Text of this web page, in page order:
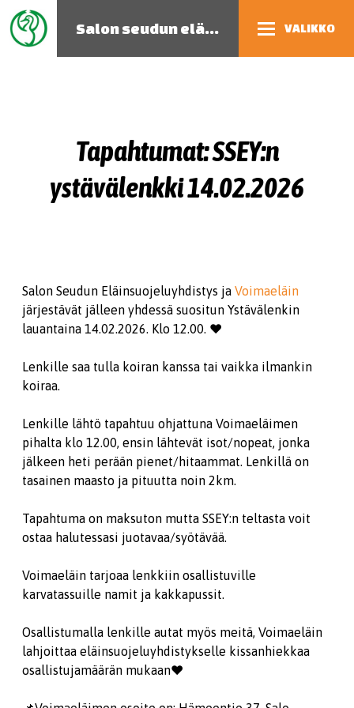
Salon seudun eläinsuojeluyhdistys VALIKKO
Tapahtumat: SSEY:n
ystävälenkki 14.02.2026
Salon Seudun Eläinsuojeluyhdistys ja Voimaeläin
järjestävät jälleen yhdessä suositun Ystävälenkin
lauantaina 14.02.2026. Klo 12.00. ❤️
Lenkille saa tulla koiran kanssa tai vaikka ilmankin
koiraa.
Lenkille lähtö tapahtuu ohjattuna Voimaeläimen
pihalta klo 12.00, ensin lähtevät isot/nopeat, jonka
jälkeen heti perään pienet/hitaammat. Lenkillä on
tasainen maasto ja pituutta noin 2km.
Tapahtuma on maksuton mutta SSEY:n teltasta voit
ostaa halutessasi juotavaa/syötävää.
Voimaeläin tarjoaa lenkkiin osallistuville
karvatassuille namit ja kakkapussit.
Osallistumalla lenkille autat myös meitä, Voimaeläin
lahjoittaa eläinsuojeluyhdistykselle kissanhiekkaa
osallistujamäärän mukaan❤️